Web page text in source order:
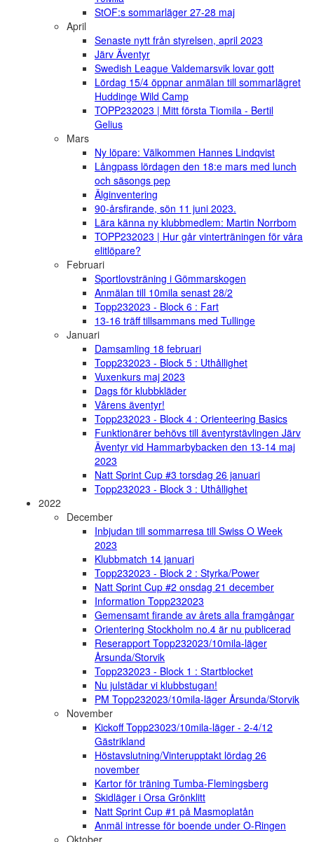
StOF:s sommarläger 27-28 maj
April
Senaste nytt från styrelsen, april 2023
Järv Äventyr
Swedish League Valdemarsvik lovar gott
Lördag 15/4 öppnar anmälan till sommarlägret
Huddinge Wild Camp
TOPP232023 | Mitt första Tiomila - Bertil
Gelius
Mars
Ny löpare: Välkommen Hannes Lindqvist
Långpass lördagen den 18:e mars med lunch
och säsongs pep
Älginventering
90-årsfirande, sön 11 juni 2023.
Lära känna ny klubbmedlem: Martin Norrbom
TOPP232023 | Hur går vinterträningen för våra
elitlöpare?
Februari
Sportlovsträning i Gömmarskogen
Anmälan till 10mila senast 28/2
Topp232023 - Block 6 : Fart
13-16 träff tillsammans med Tullinge
Januari
Damsamling 18 februari
Topp232023 - Block 5 : Uthållighet
Vuxenkurs maj 2023
Dags för klubbkläder
Vårens äventyr!
Topp232023 - Block 4 : Orienteering Basics
Funktionärer behövs till äventyrstävlingen Järv
Äventyr vid Hammarbybacken den 13-14 maj
2023
Natt Sprint Cup #3 torsdag 26 januari
Topp232023 - Block 3 : Uthållighet
2022
December
Inbjudan till sommarresa till Swiss O Week
2023
Klubbmatch 14 januari
Topp232023 - Block 2 : Styrka/Power
Natt Sprint Cup #2 onsdag 21 december
Information Topp232023
Gemensamt firande av årets alla framgångar
Orientering Stockholm no.4 är nu publicerad
Reserapport Topp232023/10mila-läger
Årsunda/Storvik
Topp232023 - Block 1 : Startblocket
Nu julstädar vi klubbstugan!
PM Topp232023/10mila-läger Årsunda/Storvik
November
Kickoff Topp23023/10mila-läger - 2-4/12
Gästrikland
Höstavslutning/Vinterupptakt lördag 26
november
Kartor för träning Tumba-Flemingsberg
Skidläger i Orsa Grönklitt
Natt Sprint Cup #1 på Masmoplatån
Anmäl intresse för boende under O-Ringen
Oktober